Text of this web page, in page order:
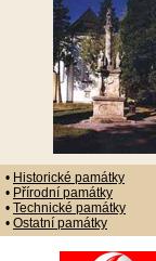
• Historické památky
• Přírodní památky
• Technické památky
• Ostatní památky